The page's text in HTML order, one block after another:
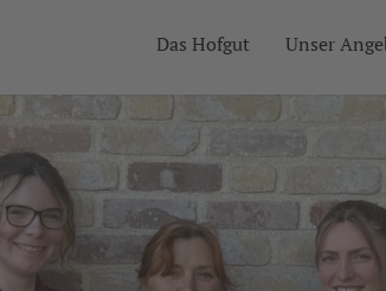
Das Hofgut Unser